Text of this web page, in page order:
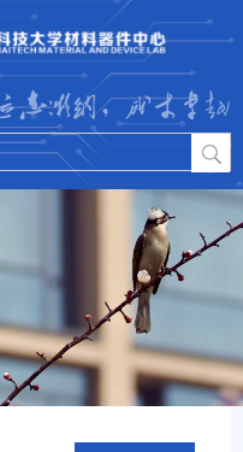
志微纳，成才卓越